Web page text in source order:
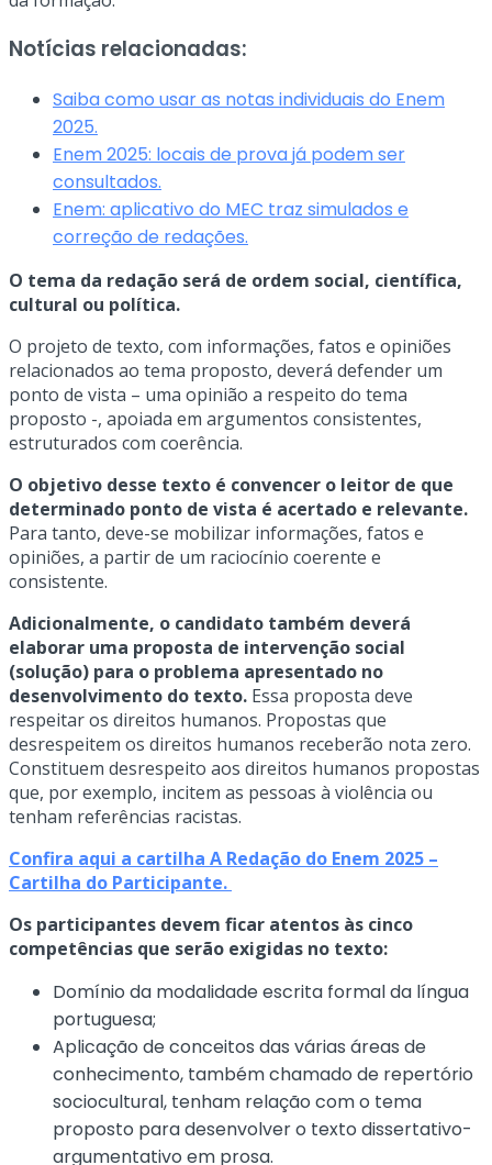
Notícias relacionadas:
Saiba como usar as notas individuais do Enem
2025.
Enem 2025: locais de prova já podem ser
consultados.
Enem: aplicativo do MEC traz simulados e
correção de redações.
O tema da redação será de ordem social, científica,
cultural ou política.
O projeto de texto, com informações, fatos e opiniões
relacionados ao tema proposto, deverá defender um
ponto de vista – uma opinião a respeito do tema
proposto -, apoiada em argumentos consistentes,
estruturados com coerência.
O objetivo desse texto é convencer o leitor de que
determinado ponto de vista é acertado e relevante.
Para tanto, deve-se mobilizar informações, fatos e
opiniões, a partir de um raciocínio coerente e
consistente.
Adicionalmente, o candidato também deverá
elaborar uma proposta de intervenção social
(solução) para o problema apresentado no
desenvolvimento do texto. Essa proposta deve
respeitar os direitos humanos. Propostas que
desrespeitem os direitos humanos receberão nota zero.
Constituem desrespeito aos direitos humanos propostas
que, por exemplo, incitem as pessoas à violência ou
tenham referências racistas.
Confira aqui a cartilha A Redação do Enem 2025 –
Cartilha do Participante.
Os participantes devem ficar atentos às cinco
competências que serão exigidas no texto:
Domínio da modalidade escrita formal da língua
portuguesa;
Aplicação de conceitos das várias áreas de
conhecimento, também chamado de repertório
sociocultural, tenham relação com o tema
proposto para desenvolver o texto dissertativo-
argumentativo em prosa.